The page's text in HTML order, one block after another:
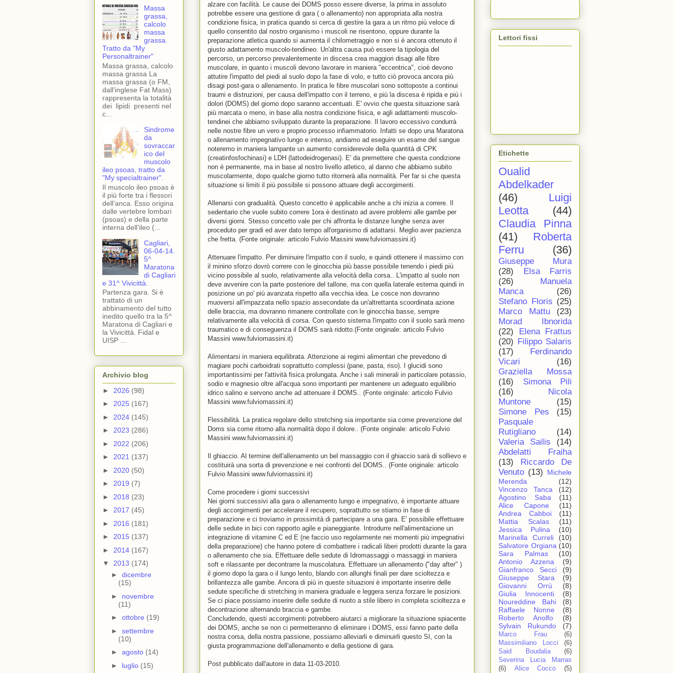
alzare con facilità. Le cause dei DOMS posso essere diverse, la prima in assoluto
potrebbe essere una gestione di gara ( o allenamento) non appropriata alla nostra
condizione fisica, in pratica quando si cerca di gestire la gara a un ritmo più veloce di
quello consentito dal nostro organismo i muscoli ne risentono, oppure durante la
preparazione atletica quando si aumenta il chilometraggio e non si è ancora ottenuto il
giusto adattamento muscolo-tendineo. Un'altra causa può essere la tipologia del
percorso, un percorso prevalentemente in discesa crea maggiori disagi alle fibre
muscolare, in quanto i muscoli devono lavorare in maniera "eccentrica", cioè devono
attutire l'impatto del piedi al suolo dopo la fase di volo, e tutto ciò provoca ancora più
disagi post-gara o allenamento. In pratica le fibre muscolari sono sottoposte a continui
traumi e distruzioni, per causa dell'impatto con il terreno, e più la discesa è ripida e più i
dolori (DOMS) del giorno dopo saranno accentuati. E' ovvio che questa situazione sarà
più marcata o meno, in base alla nostra condizione fisica, e agli adattamenti muscolo-
tendinei che abbiamo sviluppato durante la preparazione. Il lavoro eccessivo condurrà
nelle nostre fibre un vero e proprio processo infiammatorio. Infatti se dopo una Maratona
o allenamento impegnativo lungo e intenso, andiamo ad eseguire un esame del sangue
noteremo in maniera lampante un aumento considerevole della quantità di CPK
(creatinfosfochinasi) e LDH (lattodeidrogenasi). E' da premettere che questa condizione
non è permanente, ma in base al nostro livello atletico, al danno che abbiamo subito
muscolarmente, dopo qualche giorno tutto ritornerà alla normalità. Per far si che questa
situazione si limiti il più possibile si possono attuare degli accorgimenti.
Allenarsi con gradualità. Questo concetto è applicabile anche a chi inizia a correre. Il
sedentario che vuole subito correre 1ora è destinato ad avere problemi alle gambe per
diversi giorni. Stesso concetto vale per chi affronta le distanze lunghe senza aver
proceduto per gradi ed aver dato tempo all'organismo di adattarsi. Meglio aver pazienza
che fretta. (Fonte originale: articolo Fulvio Massini www.fulviomassini.it)
Attenuare l'impatto. Per diminuire l'impatto con il suolo, e quindi ottenere il massimo con
il minino sforzo dovrò correre con le ginocchia più basse possibile tenendo i piedi più
vicino possibile al suolo, relativamente alla velocità della corsa.. L'impatto al suolo non
deve avvenire con la parte posteriore del tallone, ma con quella laterale esterna quindi in
posizione un po' più avanzata rispetto alla vecchia idea. Le cosce non dovranno
muoversi all'impazzata nello spazio assecondate da un'altrettanta scoordinata azione
delle braccia, ma dovranno rimanere controllate con le ginocchia basse, sempre
relativamente alla velocità di corsa. Con questo sistema l'impatto con il suolo sarà meno
traumatico e di conseguenza il DOMS sarà ridotto.(Fonte originale: articolo Fulvio
Massini www.fulviomassini.it)
Alimentarsi in maniera equilibrata. Attenzione ai regimi alimentari che prevedono di
magiare pochi carboidrati soprattutto complessi (pane, pasta, riso). I glucidi sono
importantissimi per l'attività fisica prolungata. Anche i sali minerali in particolare potassio,
sodio e magnesio oltre all'acqua sono importanti per mantenere un adeguato equilibrio
idrico salino e servono anche ad attenuare il DOMS.. (Fonte originale: articolo Fulvio
Massini www.fulviomassini.it)
Flessibilità. La pratica regolare dello stretching sia importante sia come prevenzione del
Doms sia come ritorno alla normalità dopo il dolore.. (Fonte originale: articolo Fulvio
Massini www.fulviomassini.it)
Il ghiaccio. Al termine dell'allenamento un bel massaggio con il ghiaccio sarà di sollievo e
costituirà una sorta di prevenzione e nei confronti del DOMS.. (Fonte originale: articolo
Fulvio Massini www.fulviomassini.it)
Come procedere i giorni successivi
Nei giorni successivi alla gara o allenamento lungo e impegnativo, è importante attuare
degli accorgimenti per accelerare il recupero, soprattutto se stiamo in fase di
preparazione e ci troviamo in prossimità di partecipare a una gara. E' possibile effettuare
delle sedute in bici con rapporto agile e pianeggiante. Introdurre nell'alimentazione un
integrazione di vitamine C ed E (ne faccio uso regolarmente nei momenti più impegnativi
della preparazione) che hanno potere di combattere i radicali liberi prodotti durante la gara
o allenamento che sia. Effettuare delle sedute di Idromassaggi o massaggi in maniera
soft e rilassante per decontrarre la muscolatura. Effettuare un allenamento ("day after" )
il giorno dopo la gara o il lungo lento, blando con allunghi finali per dare scioltezza e
brillantezza alle gambe. Ancora di più in queste situazioni è importante inserire delle
sedute specifiche di stretching in maniera graduale e leggera senza forzare le posizioni.
Se ci piace possiamo inserire delle sedute di nuoto a stile libero in completa scioltezza e
decontrazione alternando braccia e gambe.
Concludendo, questi accorgimenti potrebbero aiutarci a migliorare la situazione spiacente
dei DOMS, anche se non ci permetteranno di eliminare i DOMS, essi fanno parte della
nostra corsa, della nostra passione, possiamo alleviarli e diminuirli questo SI, con la
giusta programmazione dell'allenamento e della gestione di gara.
Post pubblicato dall'autore in data 11-03-2010.
Massa
grassa,
calcolo
massa
grassa.
Tratto da "My
Personaltrainer"
Massa grassa, calcolo
massa grassa La
massa grassa (o FM,
dall'inglese Fat Mass)
rappresenta la totalità
dei lipidi presenti nel
c...
Sindrome
da
sovraccar
ico del
muscolo
ileo psoas, tratto da
"My specialtrainer".
Il muscolo ileo psoas è
il più forte tra i flessori
dell’anca. Esso origina
dalle vertebre lombari
(psoas) e della parte
interna dell’ileo (...
Cagliari,
06-04-14.
5^
Maratona
di Cagliari
e 31^ Vivicittà.
Partenza gara. Si è
trattato di un
abbinamento del tutto
inedito quello tra la 5^
Maratona di Cagliari e
la Vivicittà. Fidal e
UISP ...
Archivio blog
► 2026 (98)
► 2025 (167)
► 2024 (145)
► 2023 (286)
► 2022 (206)
► 2021 (137)
► 2020 (50)
► 2019 (7)
► 2018 (23)
► 2017 (45)
► 2016 (181)
► 2015 (137)
► 2014 (167)
▼ 2013 (174)
► dicembre
(15)
► novembre
(11)
► ottobre (19)
► settembre
(10)
► agosto (14)
► luglio (15)
Lettori fissi
Etichette
Oualid
Abdelkader
(46)
Luigi
Leotta
(44)
Claudia Pinna
(41)
Roberta
Ferru
(36)
Giuseppe Mura
(28)
Elsa Farris
(26)
Manuela
Manca
(26)
Stefano Floris (25)
Marco Mattu
(23)
Morad Ibnorida
(22)
Elena Frattus
(20)
Filippo Salaris
(17)
Ferdinando
Vicari
(16)
Graziella Mossa
(16)
Simona Pili
(16)
Nicola
Muntone
(15)
Simone Pes
(15)
Pasquale
Rutigliano
(14)
Valeria Sailis
(14)
Abdelatti Fraiha
(13)
Riccardo De
Venuto (13)
Michele
Merenda
(12)
Vincenzo Tanca
(12)
Agostino Saba
(11)
Alice Capone
(11)
Andrea Cabboi
(11)
Mattia Scalas
(11)
Jessica Pulina
(10)
Marinella Curreli
(10)
Salvatore Orgiana (10)
Sara Palmas
(10)
Antonio Azzena
(9)
Gianfranco Secci
(9)
Giuseppe Stara
(9)
Giovanni Orrù
(8)
Giulia Innocenti
(8)
Noureddine Bahi
(8)
Raffaele Nonne
(8)
Roberto Anolfo
(8)
Sylvain Rukundo
(7)
Marco Frau
(6)
Massimiliano Locci
(6)
Said Boudalia
(6)
Severina Lucia Marras
(6)
Alice Cocco
(5)